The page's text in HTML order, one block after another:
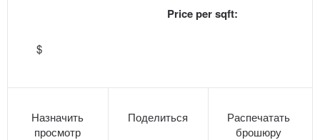
Price per sqft:
$
Назначить
просмотр
Поделиться
Распечатать
брошюру